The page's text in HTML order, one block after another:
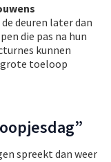
deuren later dan
die pas na hun
kunnen
grote toeloop
spreekt dan weer